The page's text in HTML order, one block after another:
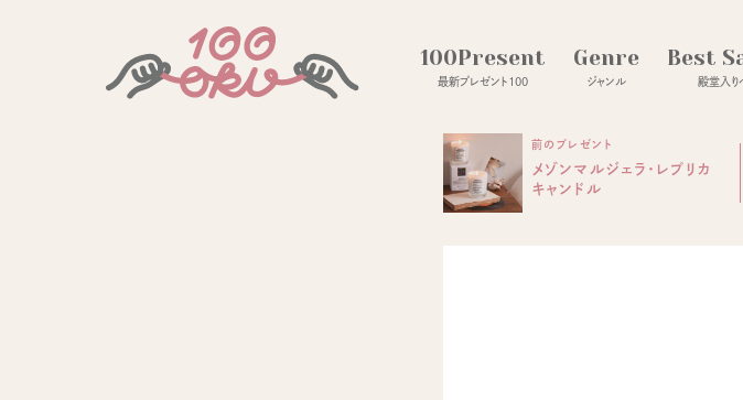
100Present
最新プレゼント100
Genre
ジャンル
Best
殿堂入り
前のプレゼント
メゾンマルジェラ・レプリカ
キャンドル